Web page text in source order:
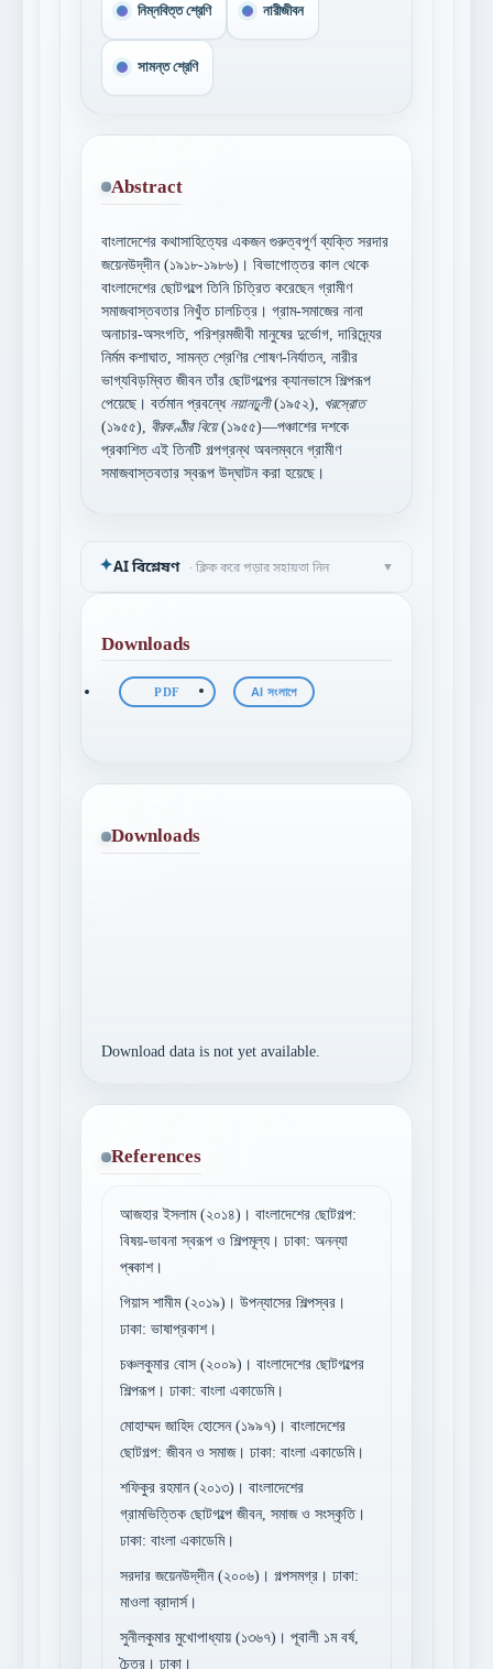
নিম্নবিত্ত শ্রেণি নারীজীবন
সামন্ত শ্রেণি
Abstract
বাংলাদেশের কথাসাহিত্যের একজন গুরুত্বপূর্ণ ব্যক্তি সরদার
জয়েনউদ্‌দীন (১৯১৮-১৯৮৬)। বিভাগোত্তর কাল থেকে
বাংলাদেশের ছোটগল্পে তিনি চিত্রিত করেছেন গ্রামীণ
সমাজবাস্তবতার নিখুঁত চালচিত্র। গ্রাম-সমাজের নানা
অনাচার-অসংগতি, পরিশ্রমজীবী মানুষের দুর্ভোগ, দারিদ্র্যের
নির্মম কশাঘাত, সামন্ত শ্রেণির শোষণ-নির্যাতন, নারীর
ভাগ্যবিড়ম্বিত জীবন তাঁর ছোটগল্পের ক্যানভাসে শিল্পরূপ
পেয়েছে। বর্তমান প্রবন্ধে নয়ানঢুলী(১৯৫২), খরস্রোত
(১৯৫৫), বীরকণ্ঠীর বিয়ে(১৯৫৫)—পঞ্চাশের দশকে
প্রকাশিত এই তিনটি গল্পগ্রন্থ অবলম্বনে গ্রামীণ
সমাজবাস্তবতার স্বরূপ উদ্‌ঘাটন করা হয়েছে।
✦AI বিশ্লেষণ · ক্লিক করে পড়ার সহায়তা নিন ▼
Downloads
PDF AI সংলাপে
Downloads
Download data is not yet available.
References
আজহার ইসলাম (২০১৪)। বাংলাদেশের ছোটগল্প:
বিষয়-ভাবনা স্বরূপ ও শিল্পমূল্য। ঢাকা: অনন্যা
প্ৰকাশ।
গিয়াস শামীম (২০১৯)। উপন্যাসের শিল্পস্বর।
ঢাকা: ভাষাপ্রকাশ।
চঞ্চলকুমার বোস (২০০৯)। বাংলাদেশের ছোটগল্পের
শিল্পরূপ। ঢাকা: বাংলা একাডেমি।
মোহাম্মদ জাহিদ হোসেন (১৯৯৭)। বাংলাদেশের
ছোটগল্প: জীবন ও সমাজ। ঢাকা: বাংলা একাডেমি।
শফিকুর রহমান (২০১৩)। বাংলাদেশের
গ্রামভিত্তিক ছোটগল্পে জীবন, সমাজ ও সংস্কৃতি।
ঢাকা: বাংলা একাডেমি।
সরদার জয়েনউদ্‌দীন (২০০৬)। গল্পসমগ্র। ঢাকা:
মাওলা ব্রাদার্স।
সুনীলকুমার মুখোপাধ্যায় (১৩৬৭)। পূবালী ১ম বর্ষ,
চৈত্র। ঢাকা।